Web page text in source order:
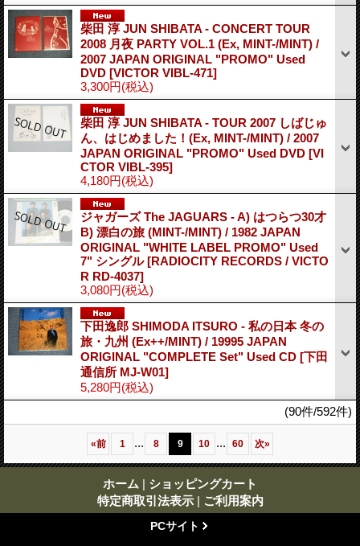
柴田 淳 JUN SHIBATA - CONCERT TOUR
2008 月夜 PARTY VOL.1 (Ex, MINT-/MINT) /
2007 JAPAN ORIGINAL "PROMO" Used
DVD [VICTOR VIBL-471]
3,300円(税込)
柴田 淳 JUN SHIBATA - TOUR 2007 しばじゅ
ん、はじめました！(Ex, MINT-/MINT) / 2007
JAPAN ORIGINAL "PROMO" Used DVD [VI
CTOR VIBL-395]
4,180円(税込)
ジャガーズ The JAGUARS - A) はつらつ30才
B) 漂白の旅 (MINT-/MINT) / 1982 JAPAN
ORIGINAL "WHITE LABEL PROMO" Used
7" シングル[RADIOCITY RECORDS / VICTO
R RD-4037]
3,080円(税込)
下田逸郎 SHIMODA ITSURO - 私の日本 冬の
旅・九州 (Ex++/MINT) / 19995 JAPAN
ORIGINAL "COMPLETE Set" Used CD [下田
通信所 MJ-W01]
5,280円(税込)
(90件/592件)
«前 1 ... 8 9 10 ... 60 次»
ホーム | ショッピングカート
特定商取引法表示 | ご利用案内
PCサイト